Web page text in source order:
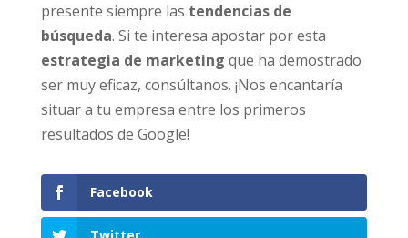
presente siempre las tendencias de
búsqueda. Si te interesa apostar por esta
estrategia de marketing que ha demostrado
ser muy eficaz, consúltanos. ¡Nos encantaría
situar a tu empresa entre los primeros
resultados de Google!
Facebook